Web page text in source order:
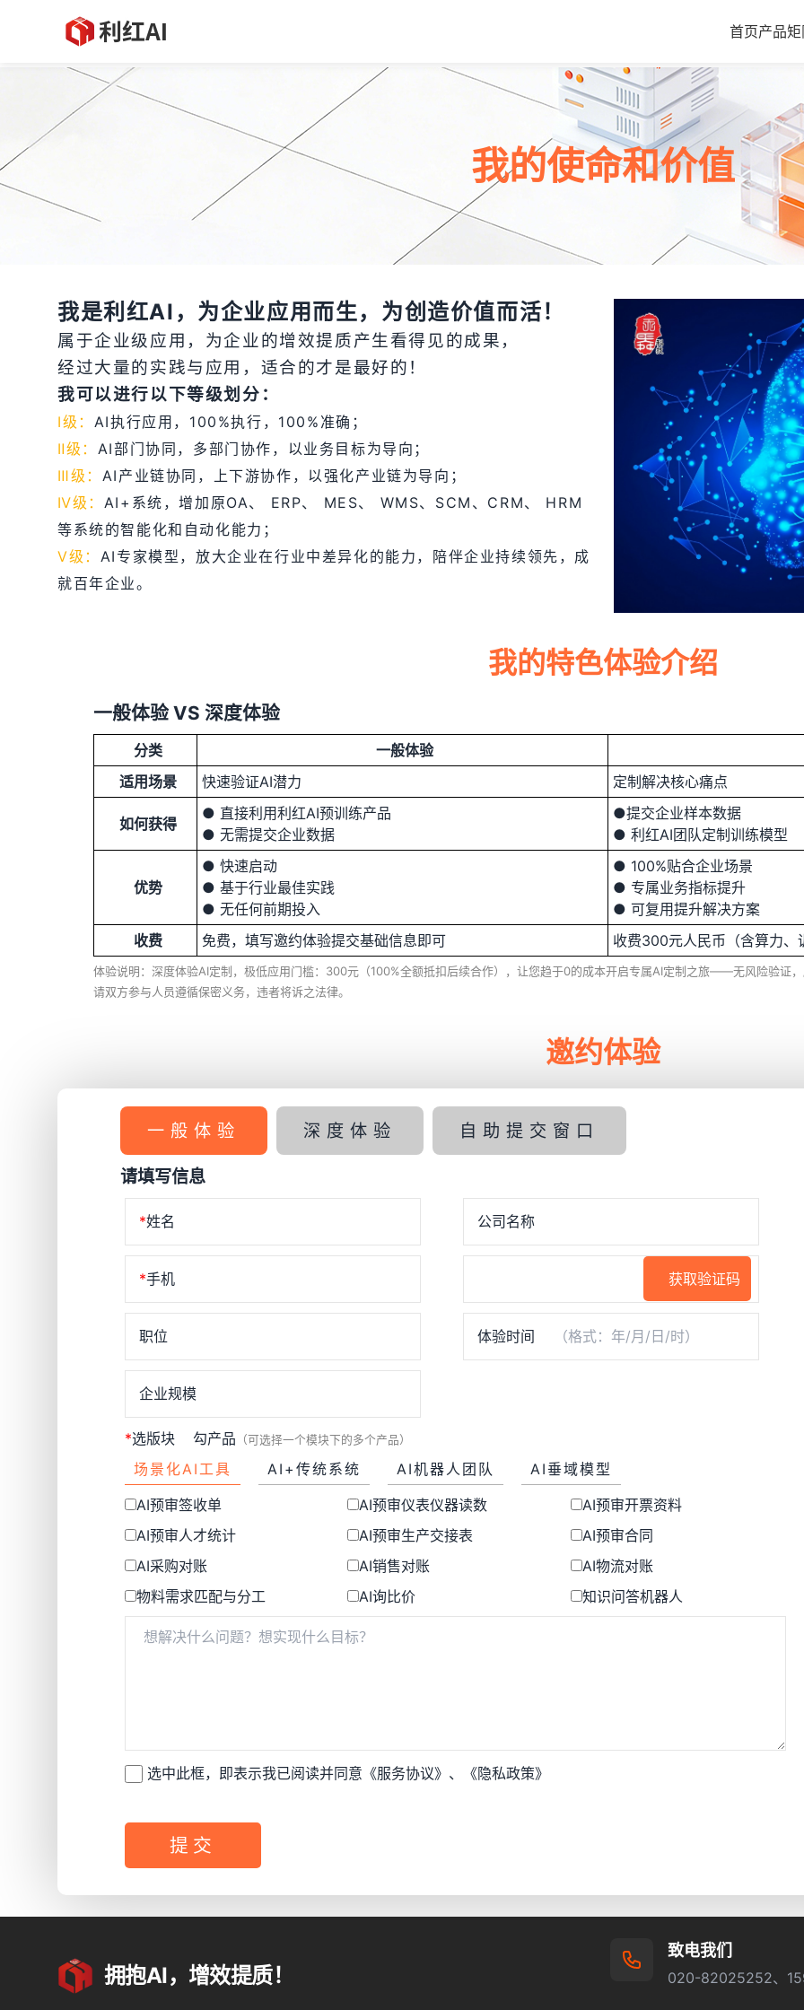
首页产品
我的使命和价值
我是利红AI，为企业应用而生，为创造价值而活！
属于企业级应用，为企业的增效提质产生看得见的成果，
经过大量的实践与应用，适合的才是最好的！
我可以进行以下等级划分：
Ⅰ级： AI执行应用，100%执行，100%准确；
Ⅱ级： AI部门协同，多部门协作，以业务目标为导向；
Ⅲ级： AI产业链协同，上下游协作，以强化产业链为导向；
Ⅳ级： AI+系统，增加原OA、 ERP、 MES、 WMS、SCM、CRM、 HRM
等系统的智能化和自动化能力；
Ⅴ级： AI专家模型，放大企业在行业中差异化的能力，陪伴企业持续领先，成
就百年企业。
我的特色体验介绍
一般体验 VS 深度体验
分类
一般体验
适用场景
快速验证AI潜力 定制解决核心痛点
如何获得
● 直接利用利红AI预训练产品
● 无需提交企业数据
●提交企业样本数据
● 利红AI团队定制训练模型
优势
● 快速启动
● 基于行业最佳实践
● 无任何前期投入
● 100%贴合企业场景
● 专属业务指标提升
● 可复用提升解决方案
收费
免费，填写邀约体验提交基础信息即可 收费300元人民币（含算力、
体验说明：深度体验AI定制，极低应用门槛：300元（100%全额抵扣后续合作），让您趋于0的成本开启专属AI定制之旅——无风险验证
请双方参与人员遵循保密义务，违者将诉之法律。
邀约体验
一般体验 深度体验 自助提交窗口
请填写信息
*姓名 公司名称
*手机 获取验证码
职位 体验时间
企业规模
*选版块 勾产品 （可选择一个模块下的多个产品）
场景化AI工具 AI+传统系统 AI机器人团队
AI垂域模型
AI预审签收单
AI预审仪表仪器读数
AI预审开票资料
AI预审人才统计
AI预审生产交接表
AI预审合同
AI采购对账
AI销售对账
AI物流对账
物料需求匹配与分工
AI询比价 知识问答机器人
选中此框，即表示我已阅读并同意 《服务协议》 、 《隐私政策》
提交
拥抱AI，增效提质！
致电我们
020-82025252、